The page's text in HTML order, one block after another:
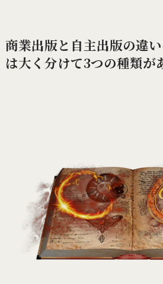
商業出版と自主出版の違
は大く分けて3つの種類が